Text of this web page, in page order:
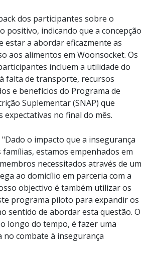
dos participantes sobre o
positivo, indicando que a concepção
estar a abordar eficazmente as
aos alimentos em Woonsocket. Os
incluem a utilidade do
falta de transporte, recursos
e benefícios do Programa de
Suplementar (SNAP) que
expectativas no final do mês.
o impacto que a insegurança
estamos empenhados em
necessitados através de um
ao domicílio em parceria com a
objectivo é também utilizar os
programa piloto para expandir os
sentido de abordar esta questão. O
longo do tempo, é fazer uma
no combate à insegurança